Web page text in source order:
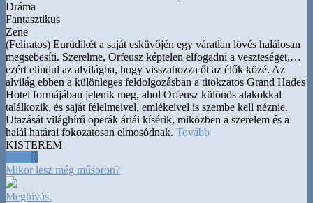
Dráma
Fantasztikus
Zene
(Feliratos) Eurüdikét a saját esküvőjén egy váratlan lövés halálosan
megsebesíti. Szerelme, Orfeusz képtelen elfogadni a veszteséget,…
ezért elindul az alvilágba, hogy visszahozza őt az élők közé. Az
alvilág ebben a különleges feldolgozásban a titokzatos Grand Hades
Hotel formájában jelenik meg, ahol Orfeusz különös alakokkal
találkozik, és saját félelmeivel, emlékeivel is szembe kell néznie.
Utazását világhírű operák áriái kísérik, miközben a szerelem és a
halál határai fokozatosan elmosódnak. Tovább
KISTEREM
F
Mikor lesz még műsoron?
Meghívás.